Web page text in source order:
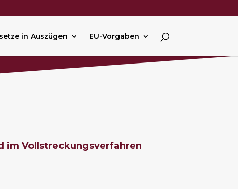
in Auszügen EU-Vorgaben
im Vollstreckungsverfahren